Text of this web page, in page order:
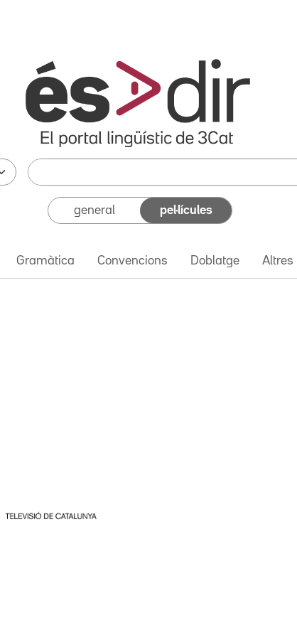
general pel·lícules
Gramàtica Convencions Doblatge Altres